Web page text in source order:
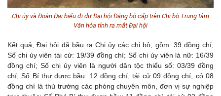
Chi ủy và Đoàn Đại biểu đi dự Đại hội Đảng bộ cấp trên Chi bộ Trung tâm
Văn hóa tỉnh ra mắt Đại hội
Kết quả, Đại hội đã bầu ra Chi ủy các chi bộ, gồm: 39 đồng chí;
Số chi ủy viên tái cử: 19/39 đồng chí; Số chi ủy viên là nữ: 16/39
đồng chí; Số chi ủy viên là người dân tộc thiểu số: 03/39 đồng
chí; Số Bí thư được bầu: 12 đồng chí, tái cử 09 đồng chí, có 08
đồng chí là thủ trưởng các phòng chuyên môn, đơn vị sự nghiệp